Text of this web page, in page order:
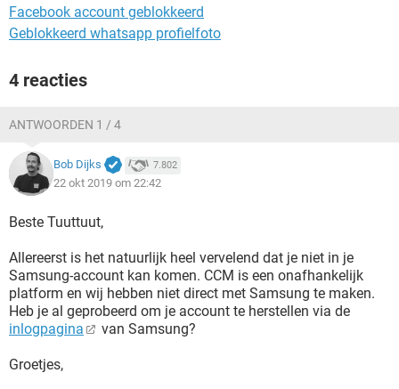
Facebook account geblokkeerd
Geblokkeerd whatsapp profielfoto
4 reacties
ANTWOORDEN 1 / 4
Bob Dijks 7.802
22 okt 2019 om 22:42
Beste Tuuttuut,
Allereerst is het natuurlijk heel vervelend dat je niet in je
Samsung-account kan komen. CCM is een onafhankelijk
platform en wij hebben niet direct met Samsung te maken.
Heb je al geprobeerd om je account te herstellen via de
inlogpagina
van Samsung?
Groetjes,